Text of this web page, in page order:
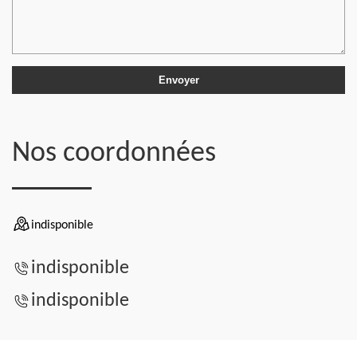
Nos coordonnées
indisponible
indisponible
indisponible